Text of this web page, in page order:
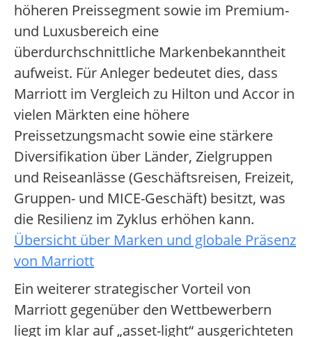
höheren Preissegment sowie im Premium-
und Luxusbereich eine
überdurchschnittliche Markenbekanntheit
aufweist. Für Anleger bedeutet dies, dass
Marriott im Vergleich zu Hilton und Accor in
vielen Märkten eine höhere
Preissetzungsmacht sowie eine stärkere
Diversifikation über Länder, Zielgruppen
und Reiseanlässe (Geschäftsreisen, Freizeit,
Gruppen- und MICE-Geschäft) besitzt, was
die Resilienz im Zyklus erhöhen kann.
Übersicht über Marken und globale Präsenz
von Marriott
Ein weiterer strategischer Vorteil von
Marriott gegenüber den Wettbewerbern
liegt im klar auf „asset-light“ ausgerichteten